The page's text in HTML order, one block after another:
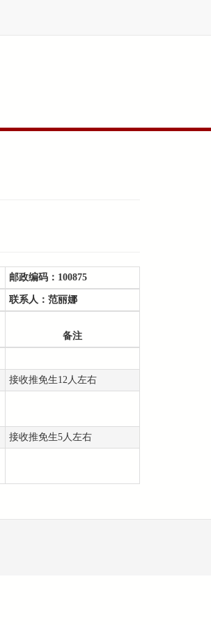
邮政编码： 100875
联系人： 范丽娜
备注
接收推免生12人左右
接收推免生5人左右